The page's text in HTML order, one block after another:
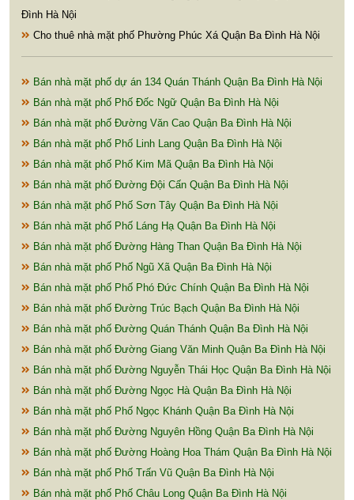
Đình Hà Nội
Cho thuê nhà mặt phố Phường Phúc Xá Quận Ba Đình Hà Nội
Bán nhà mặt phố dự án 134 Quán Thánh Quận Ba Đình Hà Nội
Bán nhà mặt phố Phố Đốc Ngữ Quận Ba Đình Hà Nội
Bán nhà mặt phố Đường Văn Cao Quận Ba Đình Hà Nội
Bán nhà mặt phố Phố Linh Lang Quận Ba Đình Hà Nội
Bán nhà mặt phố Phố Kim Mã Quận Ba Đình Hà Nội
Bán nhà mặt phố Đường Đội Cấn Quận Ba Đình Hà Nội
Bán nhà mặt phố Phố Sơn Tây Quận Ba Đình Hà Nội
Bán nhà mặt phố Phố Láng Hạ Quận Ba Đình Hà Nội
Bán nhà mặt phố Đường Hàng Than Quận Ba Đình Hà Nội
Bán nhà mặt phố Phố Ngũ Xã Quận Ba Đình Hà Nội
Bán nhà mặt phố Phố Phó Đức Chính Quận Ba Đình Hà Nội
Bán nhà mặt phố Đường Trúc Bạch Quận Ba Đình Hà Nội
Bán nhà mặt phố Đường Quán Thánh Quận Ba Đình Hà Nội
Bán nhà mặt phố Đường Giang Văn Minh Quận Ba Đình Hà Nội
Bán nhà mặt phố Đường Nguyễn Thái Học Quận Ba Đình Hà Nội
Bán nhà mặt phố Đường Ngọc Hà Quận Ba Đình Hà Nội
Bán nhà mặt phố Phố Ngọc Khánh Quận Ba Đình Hà Nội
Bán nhà mặt phố Đường Nguyên Hồng Quận Ba Đình Hà Nội
Bán nhà mặt phố Đường Hoàng Hoa Thám Quận Ba Đình Hà Nội
Bán nhà mặt phố Phố Trấn Vũ Quận Ba Đình Hà Nội
Bán nhà mặt phố Phố Châu Long Quận Ba Đình Hà Nội